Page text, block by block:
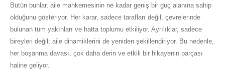
Bütün bunlar, aile mahkemesinin ne kadar geniş bir güç alanına sahip
olduğunu gösteriyor. Her karar, sadece tarafları değil, çevrelerinde
bulunan tüm yakınları ve hatta toplumu etkiliyor. Ayrılıklar, sadece
bireyleri değil; aile dinamiklerini de yeniden şekillendiriyor. Bu nedenle,
her boşanma davası, çok daha derin ve etkili bir hikayenin parçası
haline geliyor.